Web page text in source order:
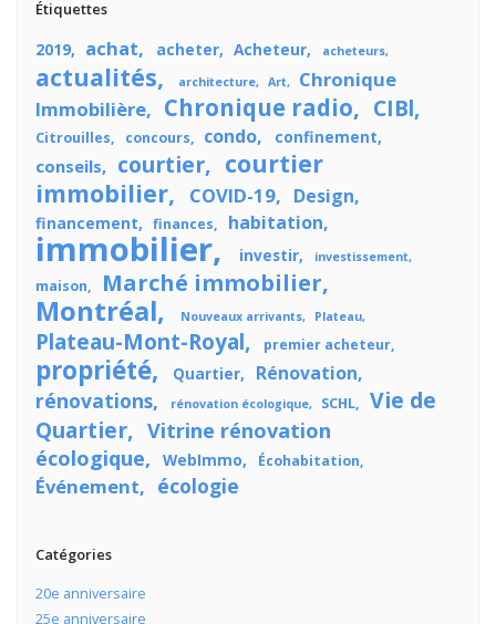
Étiquettes
2019 achat acheter Acheteur acheteurs
actualités architecture Art
Chronique
Immobilière
Chronique radio CIBl
Citrouilles concours condo confinement
conseils courtier
courtier
immobilier
COVID-19 Design
financement finances habitation
immobilier investir investissement
maison Marché immobilier
Montréal Nouveaux arrivants Plateau
Plateau-Mont-Royal premier acheteur
propriété Quartier Rénovation
rénovations rénovation écologique SCHL
Vie de
Quartier
Vitrine rénovation
écologique
WebImmo Écohabitation
Événement écologie
Catégories
20e anniversaire
25e anniversaire